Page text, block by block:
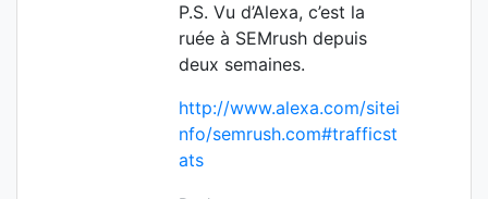
P.S. Vu d’Alexa, c’est la
ruée à SEMrush depuis
deux semaines.
http://www.alexa.com/sitei
nfo/semrush.com#trafficst
ats